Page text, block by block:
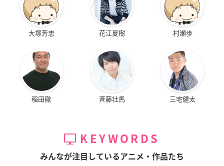
大塚芳忠 花江夏樹 村瀬歩
稲田徹 斉藤壮馬 三宅健太
KEYWORDS
みんなが注目しているアニメ・作品たち